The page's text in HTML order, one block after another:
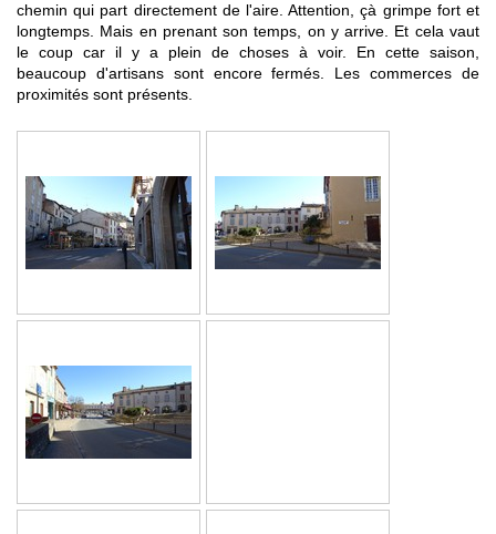
chemin qui part directement de l'aire. Attention, çà grimpe fort et
longtemps. Mais en prenant son temps, on y arrive. Et cela vaut
le coup car il y a plein de choses à voir. En cette saison,
beaucoup d'artisans sont encore fermés. Les commerces de
proximités sont présents.